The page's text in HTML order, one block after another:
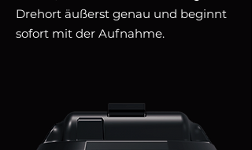
Drehort äußerst genau und beginnt
sofort mit der Aufnahme.